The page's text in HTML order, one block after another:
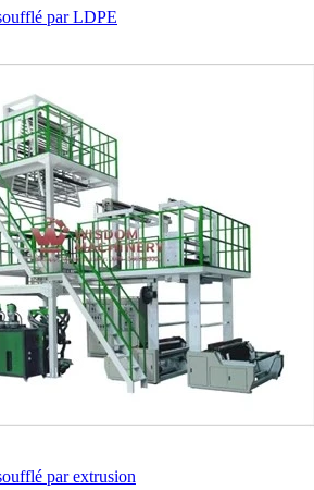
par LDPE
par extrusion